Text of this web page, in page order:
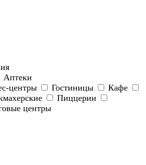
Аптеки
центры Гостиницы
Кафе
Пиццерии
центры